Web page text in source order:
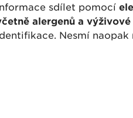
sdílet pomocí
alergenů a
Nesmí naopak